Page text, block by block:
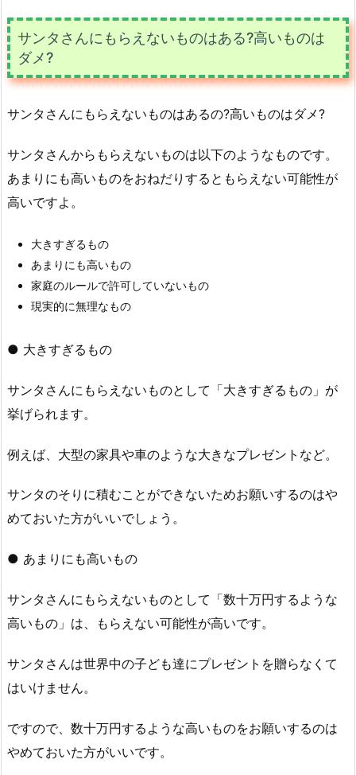
サンタさんにもらえないものはある?高いものは
ダメ?
サンタさんにもらえないものはあるの?高いものはダメ?
サンタさんからもらえないものは以下のようなものです。
あまりにも高いものをおねだりするともらえない可能性が
高いですよ。
大きすぎるもの
あまりにも高いもの
家庭のルールで許可していないもの
現実的に無理なもの
● 大きすぎるもの
サンタさんにもらえないものとして「大きすぎるもの」が
挙げられます。
例えば、大型の家具や車のような大きなプレゼントなど。
サンタのそりに積むことができないためお願いするのはや
めておいた方がいいでしょう。
● あまりにも高いもの
サンタさんにもらえないものとして「数十万円するような
高いもの」は、もらえない可能性が高いです。
サンタさんは世界中の子ども達にプレゼントを贈らなくて
はいけません。
ですので、数十万円するような高いものをお願いするのは
やめておいた方がいいです。